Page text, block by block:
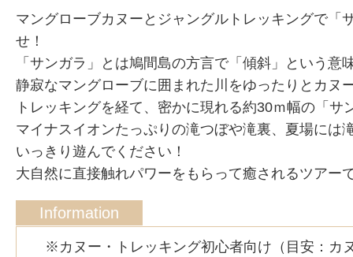
マングローブカヌーとジャングルトレッキングで「
せ！
「サンガラ」とは鳩間島の方言で「傾斜」という意
静寂なマングローブに囲まれた川をゆったりとカヌ
トレッキングを経て、密かに現れる約30ｍ幅の「サ
マイナスイオンたっぷりの滝つぼや滝裏、夏場には
いっきり遊んでください！
大自然に直接触れパワーをもらって癒されるツアー
Information
※カヌー・トレッキング初心者向け（目安：カ